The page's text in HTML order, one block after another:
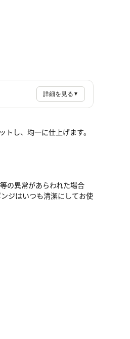
詳細を見る ▼
し、均一に仕上げます。
の異常があらわれた場合
ジはいつも清潔にしてお使